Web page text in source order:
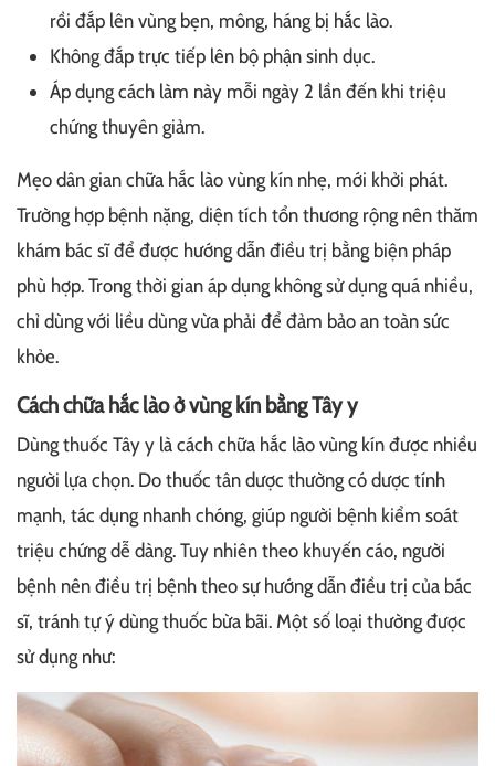
rồi đắp lên vùng bẹn, mông, háng bị hắc lào.
Không đắp trực tiếp lên bộ phận sinh dục.
Áp dụng cách làm này mỗi ngày 2 lần đến khi triệu
chứng thuyên giảm.
Mẹo dân gian chữa hắc lào vùng kín nhẹ, mới khởi phát.
Trường hợp bệnh nặng, diện tích tổn thương rộng nên thăm
khám bác sĩ để được hướng dẫn điều trị bằng biện pháp
phù hợp. Trong thời gian áp dụng không sử dụng quá nhiều,
chỉ dùng với liều dùng vừa phải để đảm bảo an toàn sức
khỏe.
Cách chữa hắc lào ở vùng kín bằng Tây y
Dùng thuốc Tây y là cách chữa hắc lào vùng kín được nhiều
người lựa chọn. Do thuốc tân dược thường có dược tính
mạnh, tác dụng nhanh chóng, giúp người bệnh kiểm soát
triệu chứng dễ dàng. Tuy nhiên theo khuyến cáo, người
bệnh nên điều trị bệnh theo sự hướng dẫn điều trị của bác
sĩ, tránh tự ý dùng thuốc bừa bãi. Một số loại thường được
sử dụng như: